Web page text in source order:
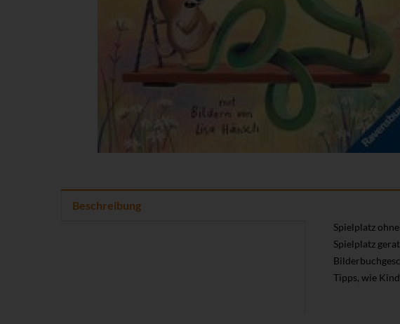
Beschreibung
Spielplatz
Spielplatz
Tipps, wie